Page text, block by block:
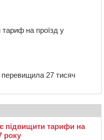
на проїзд у
27 тисяч
підвищити тарифи на
року